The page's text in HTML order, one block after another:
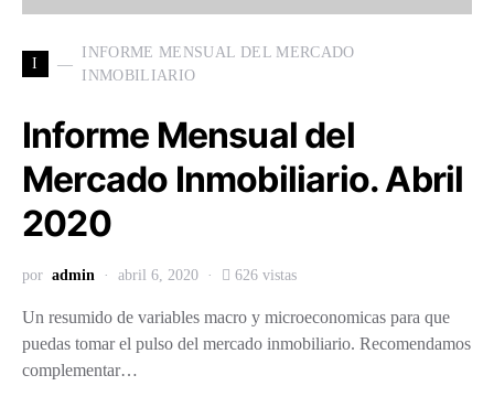
I
INFORME MENSUAL DEL MERCADO
INMOBILIARIO
Informe Mensual del
Mercado Inmobiliario. Abril
2020
por admin abril 6, 2020 626 vistas
Un resumido de variables macro y microeconomicas para que
puedas tomar el pulso del mercado inmobiliario. Recomendamos
complementar…